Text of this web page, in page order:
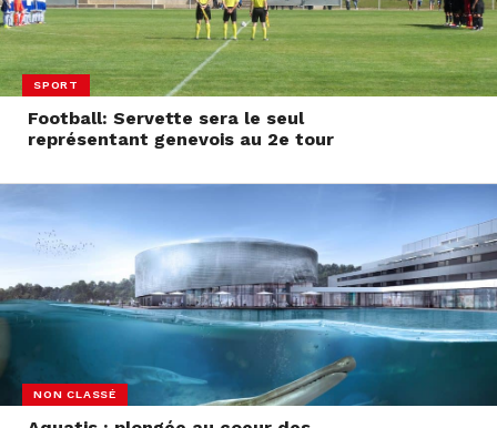
SPORT
Football: Servette sera le seul
représentant genevois au 2e tour
NON CLASSÉ